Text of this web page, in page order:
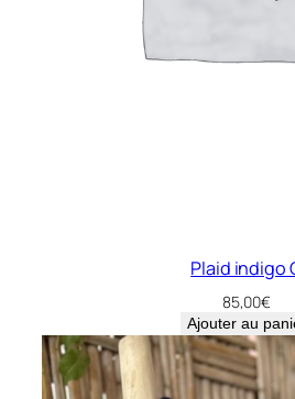
Plaid indigo
85,00€
Ajouter au